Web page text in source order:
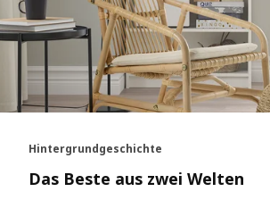
Hintergrundgeschichte
Das Beste aus zwei Welten